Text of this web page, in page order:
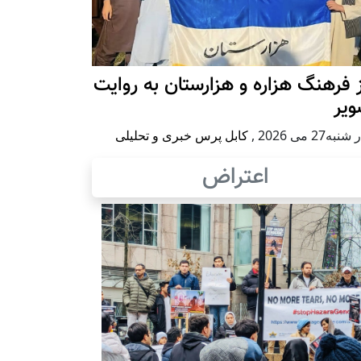
فرهنگ هزاره و هزارستان به روایت
می 2026 , کابل پرس خبری و تحلیلی
اعتراض